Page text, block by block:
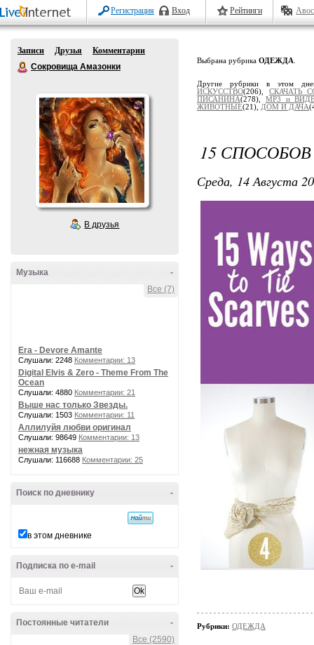
Регистрация Вход Рейтинги
Записи Друзья
Комментарии
Сокровища Амазонки
В друзья
-
Музыка
Все (7)
Era - Devore Amante
Слушали: 2248 Комментарии: 13
Digital Elvis & Zero - Theme From The
Ocean
Слушали: 4880 Комментарии: 21
Выше нас только Звезды.
Слушали: 1503 Комментарии: 11
Аллилуйя любви оригинал
Слушали: 98649 Комментарии: 13
нежная музыка
Слушали: 116688 Комментарии: 25
-
Поиск по дневнику
в этом дневнике
-
Подписка по e-mail
-
Постоянные читатели
Все (2590)
Выбрана рубрика ОДЕЖДА
Другие рубрики в этом
ИСКУССТВО(206), СКАЧАТЬ
ПИСАНИНА(278), МР3 и
ЖИВОТНЫЕ(21), ДОМ И ДАЧА
15
Среда, 14 Августа
Рубрики: ОДЕЖДА